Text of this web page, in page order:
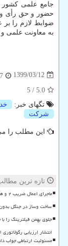
حضور و حق رأی
ضوابط لازم را
به معاونت علمی
1399/03/12
5.0
/
5
تگهای خبر:
شركت
این مطلب را
تازه ترین
ماجرای اعمال ضریب ۲ و هفت دهم برای اینترنت بین الملل چیست؟
ساخت وساز در جنگل
جلوی بهمن فیلترینگ را
انتشار ارزیابی
مسئولیت ارتباطی جواب